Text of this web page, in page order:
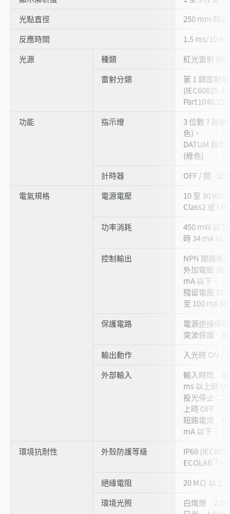
光點直徑
250 mm 時
反應時間
1.5 ms/10
光源
種類
紅光雷射
雷射分類
第 1 類雷射
(IEC60825-1
Part1040.10
功能 指示燈
3 位數 7 段
色)、
DATUM 指
(綠色)
計時器
OFF / 開 - 延
電氣規格
電源電壓
10 至 30
Class2 或 LPS
功率消耗
450 mW 以下
時 34 mA 以
控制輸出
NPN 開路集
外加電壓 30
mA 以下、
殘留電壓 10
至 100 mA 時
保護電路
電源逆接保
突波保護、
輸出動作
入光時 ON /
外部輸入
輸入時間 調
ms 以上時
投光停止：2
上時 OFF
短路電流
mA 以下
環境抗耐性
外殼防護等級
IP68
ECOLAB*3
絕緣電阻
20 MΩ 以上
環境光照
白熾燈